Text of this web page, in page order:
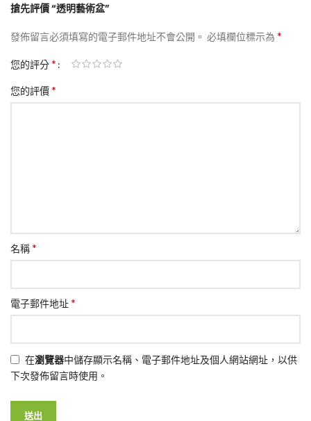
搶先評價 “透明藝術盆”
發佈留言必須填寫的電子郵件地址不會公開。 必填欄位標示為 *
您的評分*
您的評價*
名稱*
電子郵件地址*
在瀏覽器中儲存顯示名稱、電子郵件地址及個人網站網址，以供
下次發佈留言時使用。